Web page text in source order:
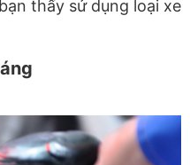
thấy sử dụng loại xe